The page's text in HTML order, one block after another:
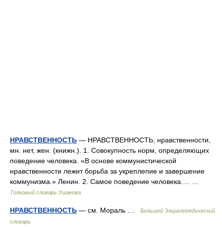
НРАВСТВЕННОСТЬ — НРАВСТВЕННОСТЬ, нравственности,
мн. нет, жен. (книжн.). 1. Совокупность норм, определяющих
поведение человека. «В основе коммунистической
нравственности лежит борьба за укреплепие и завершение
коммунизма.» Ленин. 2. Самое поведение человека.… …
Толковый словарь Ушакова
НРАВСТВЕННОСТЬ — см. Мораль …
Большой Энциклопедический
словарь